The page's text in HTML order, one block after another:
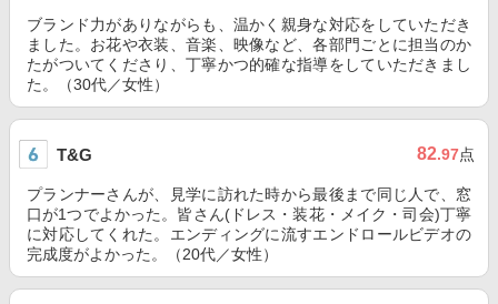
ブランド力がありながらも、温かく親身な対応をしていただき
ました。お花や衣装、音楽、映像など、各部門ごとに担当のか
たがついてくださり、丁寧かつ的確な指導をしていただきまし
た。（30代／女性）
T&G 82.97点
プランナーさんが、見学に訪れた時から最後まで同じ人で、窓
口が1つでよかった。皆さん(ドレス・装花・メイク・司会)丁寧
に対応してくれた。エンディングに流すエンドロールビデオの
完成度がよかった。（20代／女性）